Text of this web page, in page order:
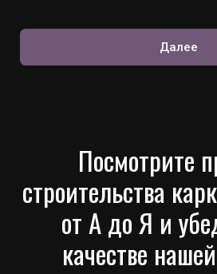
Далее
Посмотрите
строительства
от А до Я и
качестве